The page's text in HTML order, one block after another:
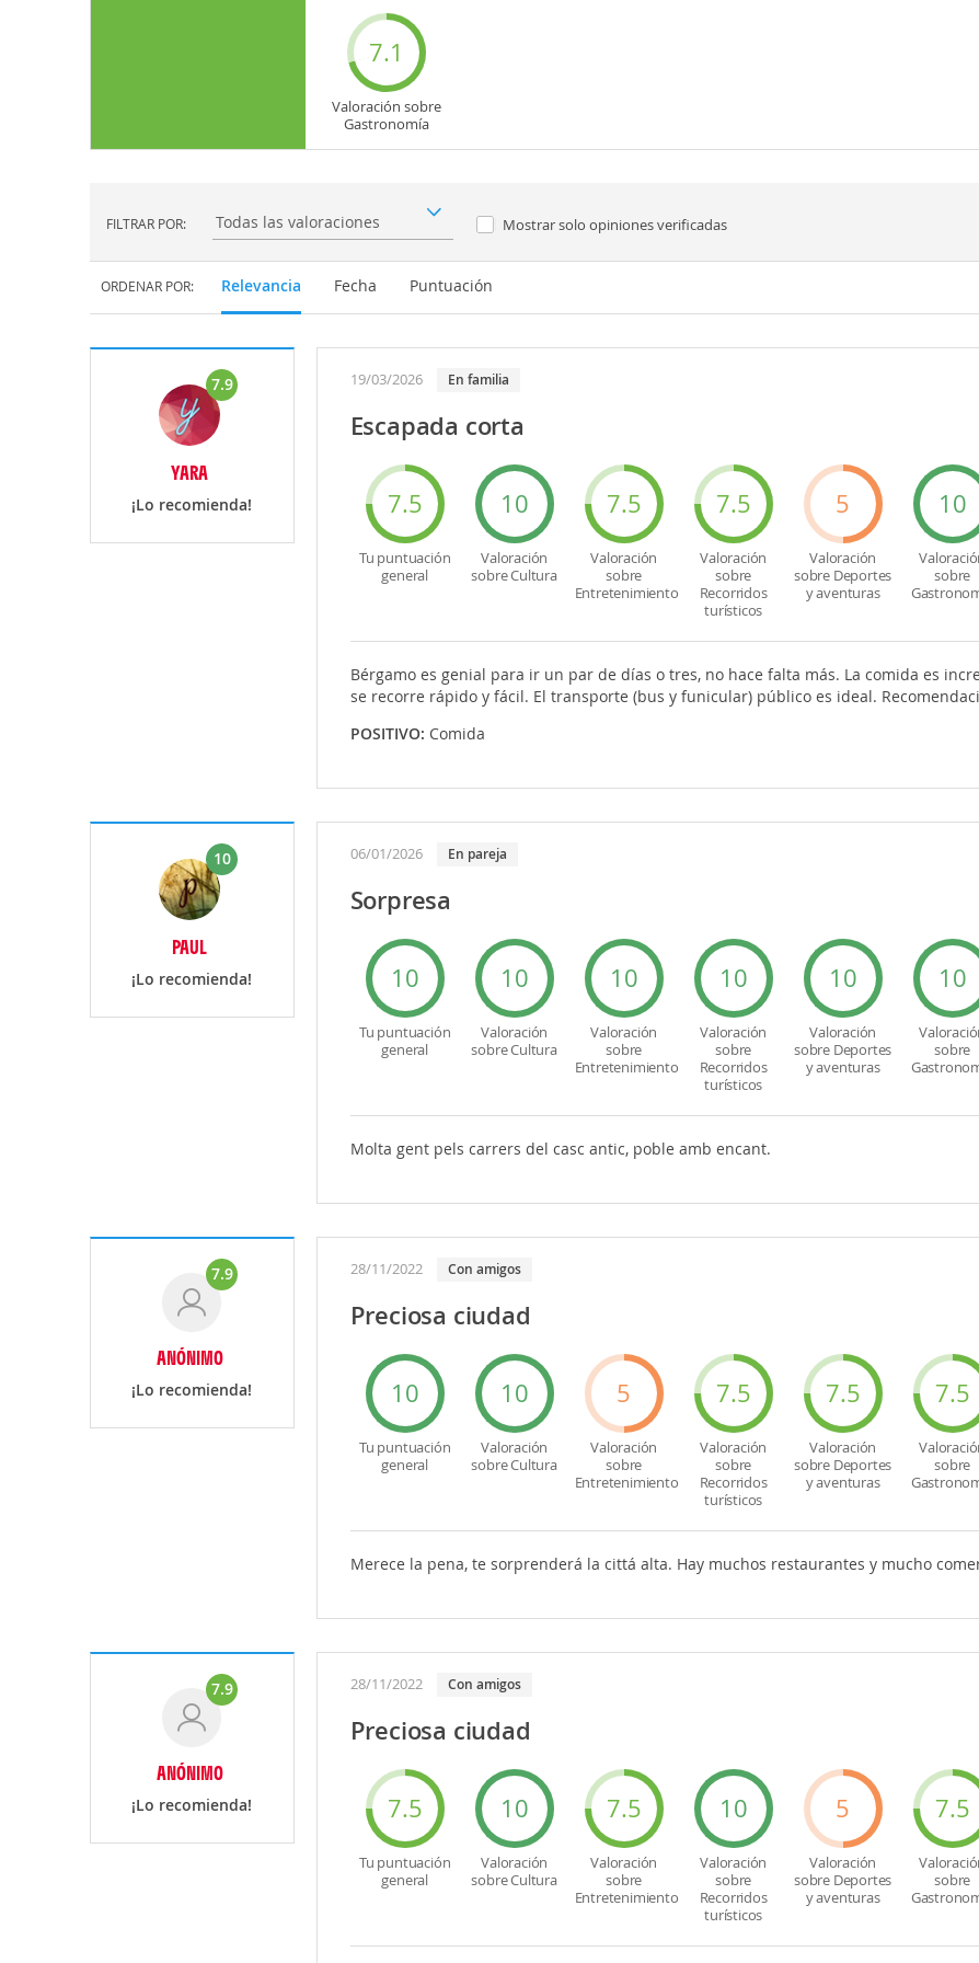
7.1
Valoración sobre
Gastronomía
FILTRAR POR: Filtrar por: Mostrar solo opiniones verificadas
ORDENAR POR: Relevancia Fecha Puntuación
7.9
YARA
¡Lo recomienda!
19/03/2026 En familia
Escapada corta
7.5
Tu puntuación
general
10
Valoración
sobre Cultura
7.5
Valoración
sobre
Entretenimiento
7.5
Valoración
sobre
Recorridos
turísticos
5
Valoración
sobre Deportes
y aventuras
10
sobre
Bérgamo es genial para ir un par de días o tres, no hace falta más. La comida es
se recorre rápido y fácil. El transporte (bus y funicular) público es ideal.
POSITIVO: Comida
10
PAUL
¡Lo recomienda!
06/01/2026 En pareja
Sorpresa
10
Tu puntuación
general
10
Valoración
sobre Cultura
10
Valoración
sobre
Entretenimiento
10
Valoración
sobre
Recorridos
turísticos
10
Valoración
sobre Deportes
y aventuras
10
sobre
Molta gent pels carrers del casc antic, poble amb encant.
7.9
ANÓNIMO
¡Lo recomienda!
28/11/2022 Con amigos
Preciosa ciudad
10
Tu puntuación
general
10
Valoración
sobre Cultura
5
Valoración
sobre
Entretenimiento
7.5
Valoración
sobre
Recorridos
turísticos
7.5
Valoración
sobre Deportes
y aventuras
7.5
sobre
Merece la pena, te sorprenderá la cittá alta. Hay muchos restaurantes y mucho
7.9
ANÓNIMO
¡Lo recomienda!
28/11/2022 Con amigos
Preciosa ciudad
7.5
Tu puntuación
general
10
Valoración
sobre Cultura
7.5
Valoración
sobre
Entretenimiento
10
Valoración
sobre
Recorridos
turísticos
5
Valoración
sobre Deportes
y aventuras
7.5
sobre